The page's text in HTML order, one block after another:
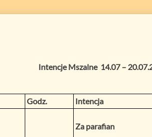
Intencje Mszalne 14.07 –
Godz.
Intencja
Za parafian